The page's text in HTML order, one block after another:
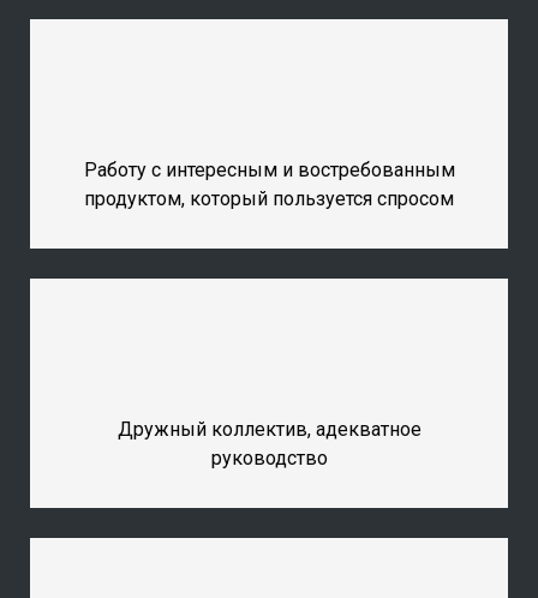
Работу с интересным и востребованным
продуктом, который пользуется спросом
Дружный коллектив, адекватное
руководство